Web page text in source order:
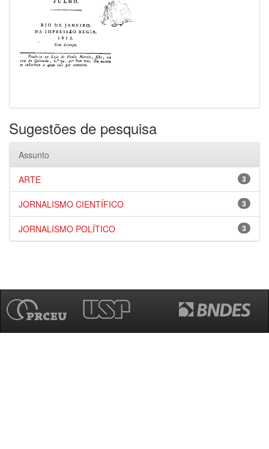
Sugestões de pesquisa
Assunto
3
ARTE
3
JORNALISMO CIENTÍFICO
3
JORNALISMO POLÍTICO